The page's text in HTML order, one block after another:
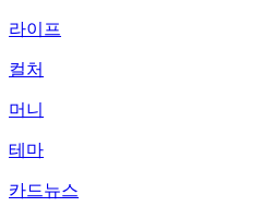
라이프
컬처
머니
테마
카드뉴스